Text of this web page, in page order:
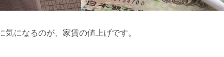
気になるのが、家賃の値上げです。